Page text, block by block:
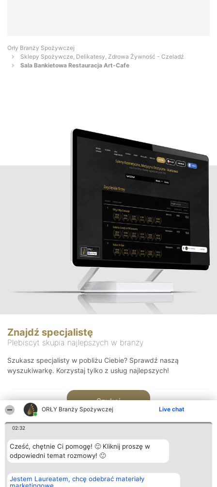
ORŁY Branży Spożywczej Live chat
02:32
Cześć, chętnie Ci pomogę! 🙂 Kliknij proszę w
odpowiedni temat rozmowy! 🙂
Jestem Laureatem, chcę odebrać materiały
Orły Branży Spożywczej
Sklepy Spożywcze, Delikatesy, Zdrowa Żywność - Czeladź
Sala Bankietowa Restauracja Art-Cafe
Znajdź specjalistę
Plebiscyt skupia najlepszych w branży
Szukasz specjalisty w pobliżu Ciebie? Sprawdź naszą
wyszukiwarkę. Korzystaj tylko z usług najlepszych!
Szukaj
Organizator plebiscytu
Bright Side Solutions sp. z o.
Plebiscyt
Laureaci
Kontakt
Kontakt